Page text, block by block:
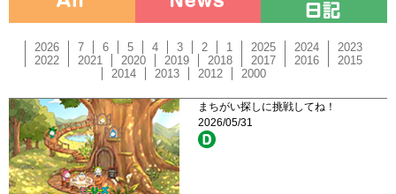
2026 7 6 5 4 3 2 1 2025 2024
2023
2022
2021 2020 2019 2018 2017 2016
2015
2014
2013 2012 2000
まちがい探しに挑戦してね！
2026/05/31